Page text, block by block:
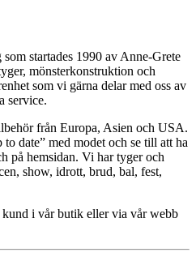
startades 1990 av Anne-Grete
mönsterkonstruktion och
som vi gärna delar med oss av
service.
från Europa, Asien och USA.
date” med modet och se till att ha
på hemsidan. Vi har tyger och
show, idrott, brud, bal, fest,
i vår butik eller via vår webb